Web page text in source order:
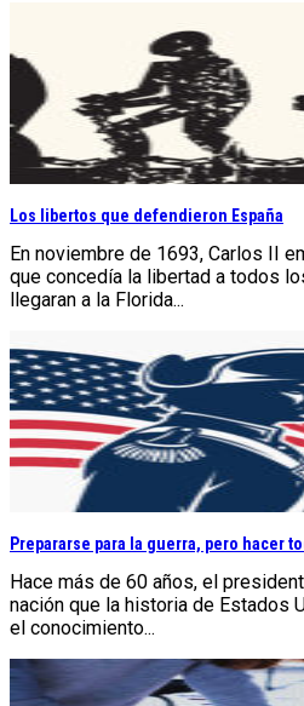
Los libertos que defendieron España
En noviembre de 1693, Carlos II
que concedía la libertad a todos
llegaran a la Florida...
Prepararse para la guerra, pero hacer
Hace más de 60 años, el
nación que la historia de Estados
el conocimiento...